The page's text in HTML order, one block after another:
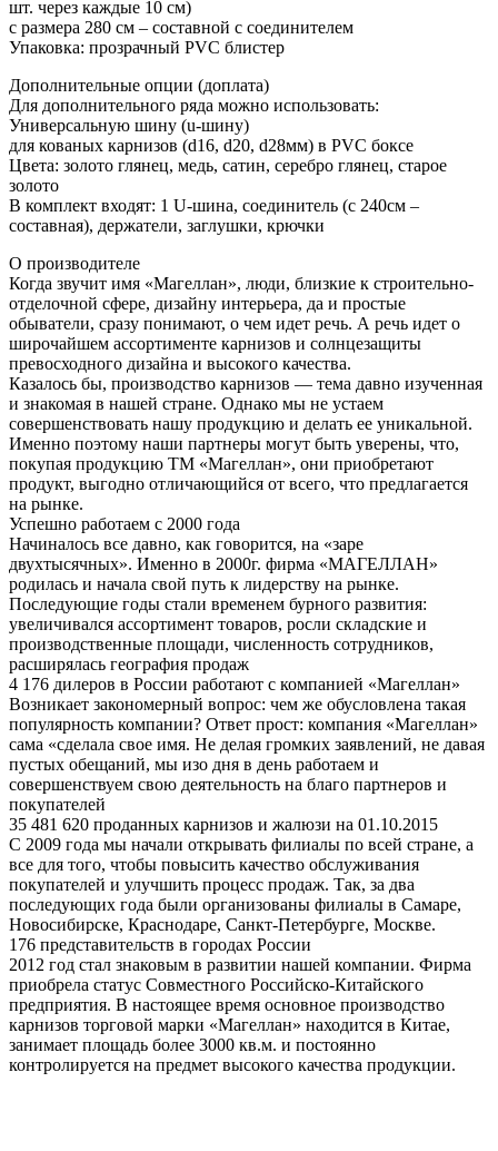
шт. через каждые 10 см)
с размера 280 см – составной с соединителем
Упаковка: прозрачный PVC блистер
Дополнительные опции (доплата)
Для дополнительного ряда можно использовать:
Универсальную шину (u-шину)
для кованых карнизов (d16, d20, d28мм) в PVC боксе
Цвета: золото глянец, медь, сатин, серебро глянец, старое
золото
В комплект входят: 1 U-шина, соединитель (с 240см –
составная), держатели, заглушки, крючки
О производителе
Когда звучит имя «Магеллан», люди, близкие к строительно-
отделочной сфере, дизайну интерьера, да и простые
обыватели, сразу понимают, о чем идет речь. А речь идет о
широчайшем ассортименте карнизов и солнцезащиты
превосходного дизайна и высокого качества.
Казалось бы, производство карнизов — тема давно изученная
и знакомая в нашей стране. Однако мы не устаем
совершенствовать нашу продукцию и делать ее уникальной.
Именно поэтому наши партнеры могут быть уверены, что,
покупая продукцию ТМ «Магеллан», они приобретают
продукт, выгодно отличающийся от всего, что предлагается
на рынке.
Успешно работаем с 2000 года
Начиналось все давно, как говорится, на «заре
двухтысячных». Именно в 2000г. фирма «МАГЕЛЛАН»
родилась и начала свой путь к лидерству на рынке.
Последующие годы стали временем бурного развития:
увеличивался ассортимент товаров, росли складские и
производственные площади, численность сотрудников,
расширялась география продаж
4 176 дилеров в России работают с компанией «Магеллан»
Возникает закономерный вопрос: чем же обусловлена такая
популярность компании? Ответ прост: компания «Магеллан»
сама «сделала свое имя. Не делая громких заявлений, не давая
пустых обещаний, мы изо дня в день работаем и
совершенствуем свою деятельность на благо партнеров и
покупателей
35 481 620 проданных карнизов и жалюзи на 01.10.2015
С 2009 года мы начали открывать филиалы по всей стране, а
все для того, чтобы повысить качество обслуживания
покупателей и улучшить процесс продаж. Так, за два
последующих года были организованы филиалы в Самаре,
Новосибирске, Краснодаре, Санкт-Петербурге, Москве.
176 представительств в городах России
2012 год стал знаковым в развитии нашей компании. Фирма
приобрела статус Совместного Российско-Китайского
предприятия. В настоящее время основное производство
карнизов торговой марки «Магеллан» находится в Китае,
занимает площадь более 3000 кв.м. и постоянно
контролируется на предмет высокого качества продукции.